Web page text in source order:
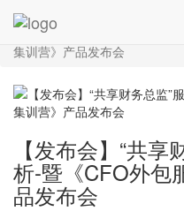
您目前的位置：
【发布会】“共享财务总监”
集训营》产品发布会
【发布会】“共
析-暨《CFO外包
品发布会